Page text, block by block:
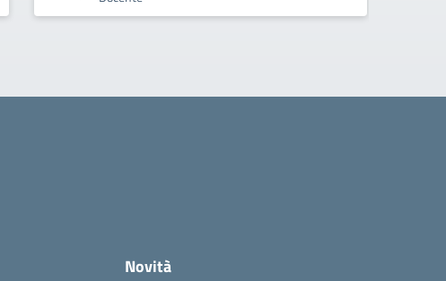
Novità